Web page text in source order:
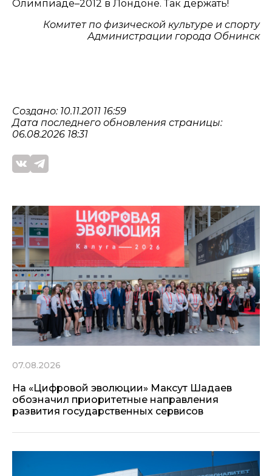
Олимпиаде–2012 в Лондоне. Так держать!
Комитет по физической культуре и спорту
Администрации города Обнинск
Создано: 10.11.2011 16:59
Дата последнего обновления страницы:
06.08.2026 18:31
07.08.2026
На «Цифровой эволюции» Максут Шадаев
обозначил приоритетные направления
развития государственных сервисов